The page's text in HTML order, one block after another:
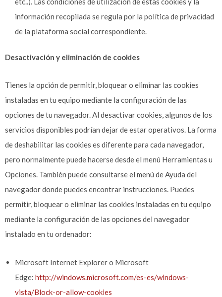
información recopilada se regula por la política de privacidad
de la plataforma social correspondiente.
Desactivación y eliminación de cookies
Tienes la opción de permitir, bloquear o eliminar las cookies
instaladas en tu equipo mediante la configuración de las
opciones de tu navegador. Al desactivar cookies, algunos de los
servicios disponibles podrían dejar de estar operativos. La forma
de deshabilitar las cookies es diferente para cada navegador,
pero normalmente puede hacerse desde el menú Herramientas u
Opciones. También puede consultarse el menú de Ayuda del
navegador donde puedes encontrar instrucciones. Puedes
permitir, bloquear o eliminar las cookies instaladas en tu equipo
mediante la configuración de las opciones del navegador
instalado en tu ordenador:
Microsoft Internet Explorer o Microsoft
Edge: http://windows.microsoft.com/es-es/windows-
vista/Block-or-allow-cookies